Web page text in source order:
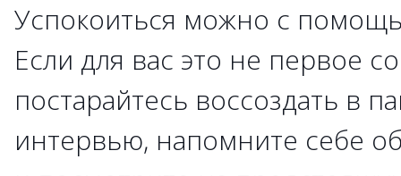
Успокоиться можно с
Если для вас это не первое
постарайтесь воссоздать в
интервью, напомните себе